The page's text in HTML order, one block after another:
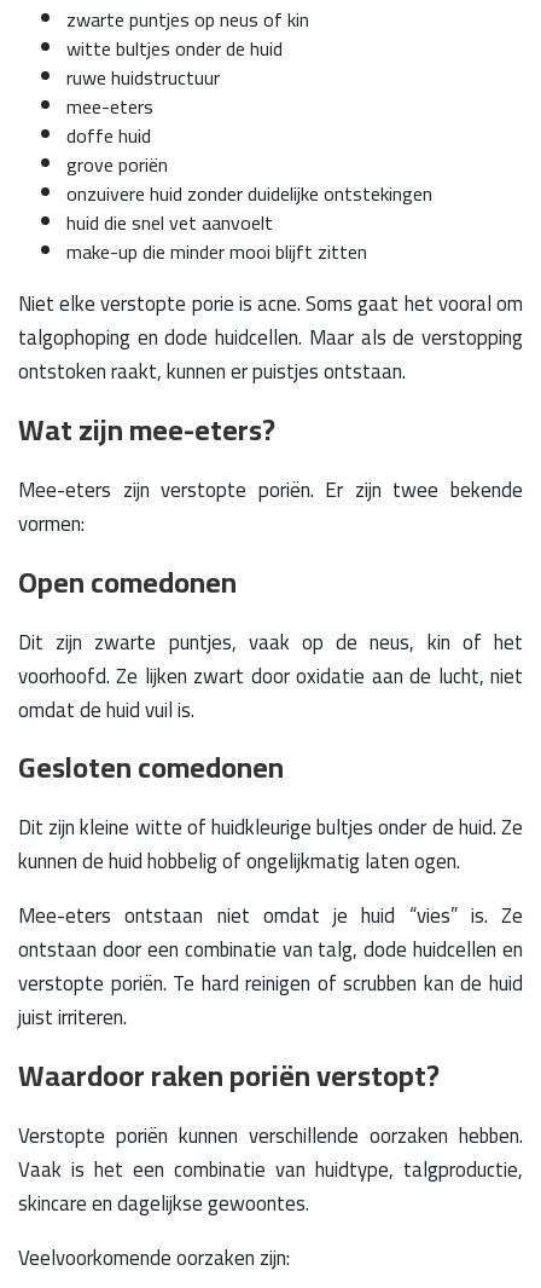
zwarte puntjes op neus of kin
witte bultjes onder de huid
ruwe huidstructuur
mee-eters
doffe huid
grove poriën
onzuivere huid zonder duidelijke ontstekingen
huid die snel vet aanvoelt
make-up die minder mooi blijft zitten
Niet elke verstopte porie is acne. Soms gaat het vooral om
talgophoping en dode huidcellen. Maar als de verstopping
ontstoken raakt, kunnen er puistjes ontstaan.
Wat zijn mee-eters?
Mee-eters zijn verstopte poriën. Er zijn twee bekende
vormen:
Open comedonen
Dit zijn zwarte puntjes, vaak op de neus, kin of het
voorhoofd. Ze lijken zwart door oxidatie aan de lucht, niet
omdat de huid vuil is.
Gesloten comedonen
Dit zijn kleine witte of huidkleurige bultjes onder de huid. Ze
kunnen de huid hobbelig of ongelijkmatig laten ogen.
Mee-eters ontstaan niet omdat je huid “vies” is. Ze
ontstaan door een combinatie van talg, dode huidcellen en
verstopte poriën. Te hard reinigen of scrubben kan de huid
juist irriteren.
Waardoor raken poriën verstopt?
Verstopte poriën kunnen verschillende oorzaken hebben.
Vaak is het een combinatie van huidtype, talgproductie,
skincare en dagelijkse gewoontes.
Veelvoorkomende oorzaken zijn: